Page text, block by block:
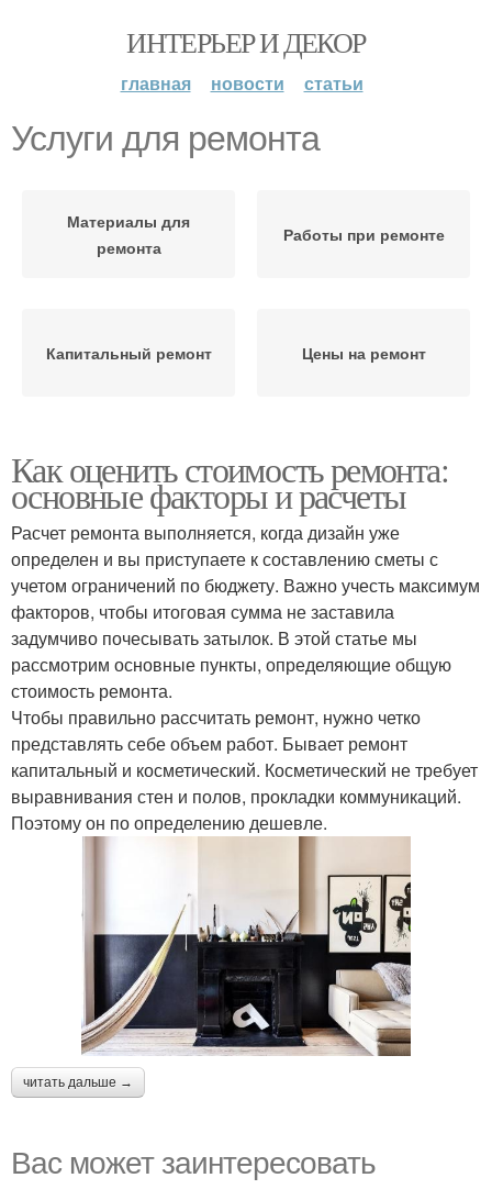
ИНТЕРЬЕР И ДЕКОР
главная новости статьи
Услуги для ремонта
Материалы для
ремонта
Работы при ремонте
Капитальный ремонт Цены на ремонт
Как оценить стоимость ремонта:
основные факторы и расчеты
Расчет ремонта выполняется, когда дизайн уже
определен и вы приступаете к составлению сметы с
учетом ограничений по бюджету. Важно учесть максимум
факторов, чтобы итоговая сумма не заставила
задумчиво почесывать затылок. В этой статье мы
рассмотрим основные пункты, определяющие общую
стоимость ремонта.
Чтобы правильно рассчитать ремонт, нужно четко
представлять себе объем работ. Бывает ремонт
капитальный и косметический. Косметический не требует
выравнивания стен и полов, прокладки коммуникаций.
Поэтому он по определению дешевле.
читать дальше →
Вас может заинтересовать